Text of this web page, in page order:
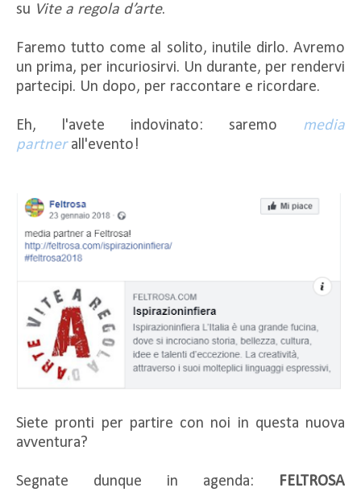
su Vite a regola d’arte.
Faremo tutto come al solito, inutile dirlo. Avremo
un prima, per incuriosirvi. Un durante, per rendervi
partecipi. Un dopo, per raccontare e ricordare.
Eh, l'avete indovinato: saremo media
partnerall'evento!
Siete pronti per partire con noi in questa nuova
avventura?
Segnate dunque in agenda: FELTROSA